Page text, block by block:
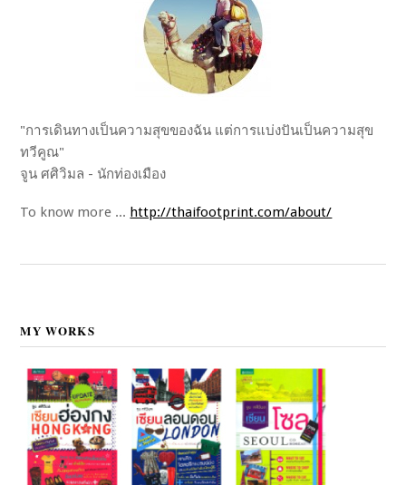
"การเดินทางเป็นความสุขของฉัน แต่การแบ่งปันเป็นความสุข
ทวีคูณ"
จูน ศศิวิมล - นักท่องเมือง
To know more ... http://thaifootprint.com/about/
MY WORKS